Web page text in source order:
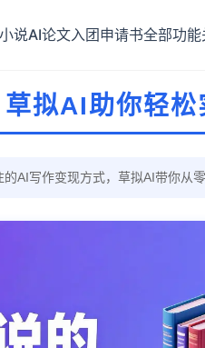
说AI论文入团申请书全部功能
拟AI助你轻松
AI写作变现方式，草拟AI带你从